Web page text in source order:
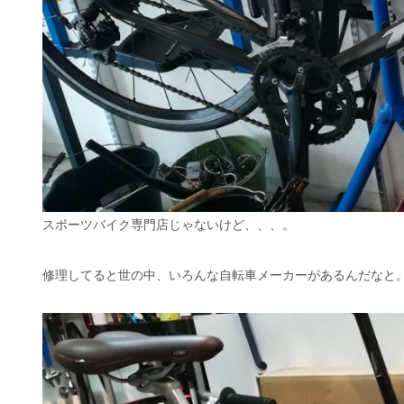
スポーツバイク専門店じゃないけど、、、。
修理してると世の中、いろんな自転車メーカーがあるんだなと